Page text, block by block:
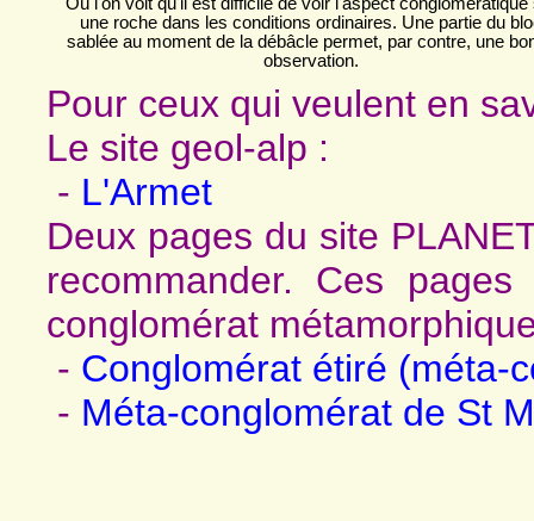
une roche dans les conditions ordinaires. Une partie du
sablée au moment de la débâcle permet, par contre, une
observation.
Pour ceux qui veulent en
Le site geol-alp :
- L'Armet
Deux pages du site
recommander. Ces
conglomérat
- Conglomérat étiré (méta-
- Méta-conglomérat de St